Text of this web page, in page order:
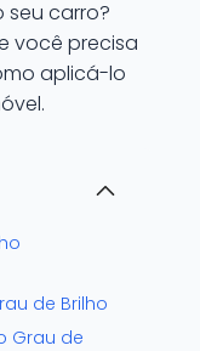
carro?
você precisa
aplicá-lo
de Brilho
Grau de